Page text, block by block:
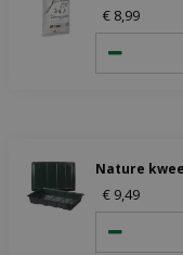
€ 8 99
Nature
€ 949